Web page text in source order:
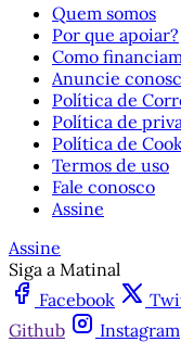
Quem somos
Por que apoiar?
Como
Anuncie
Política de
Política de
Política de
Termos de uso
Fale conosco
Assine
Assine
Siga a Matinal
Facebook
Github
Instagram